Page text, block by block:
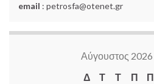
email : petrosfa@otenet.gr
Αύγουστος 2026
Δ
Τ Τ Π Π